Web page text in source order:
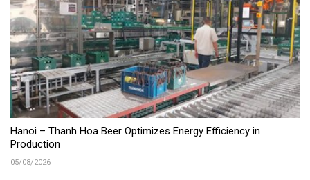
Hanoi – Thanh Hoa Beer Optimizes Energy Efficiency in
Production
05/08/2026